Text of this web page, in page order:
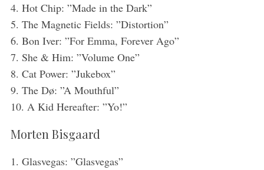
4. Hot Chip: ”Made in the Dark”
5. The Magnetic Fields: ”Distortion”
6. Bon Iver: ”For Emma, Forever Ago”
7. She & Him: ”Volume One”
8. Cat Power: ”Jukebox”
9. The Dø: ”A Mouthful”
10. A Kid Hereafter: ”Yo!”
Morten Bisgaard
1. Glasvegas: ”Glasvegas”